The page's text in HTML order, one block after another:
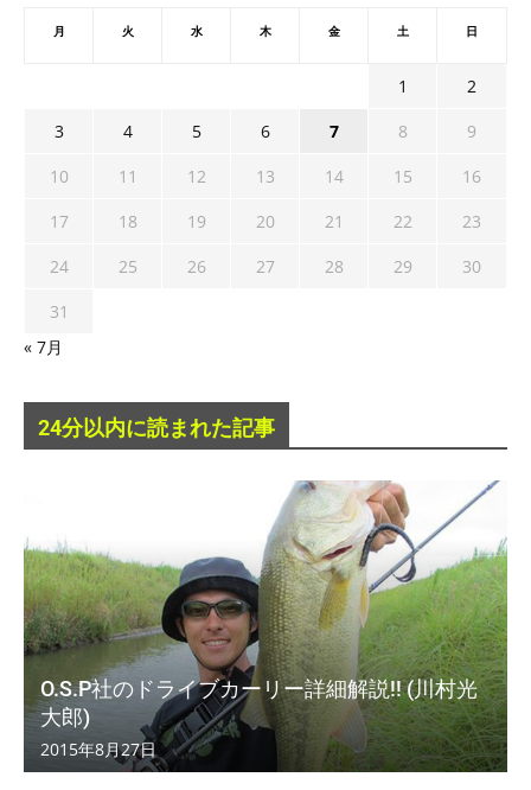
月 火 水 木 金 土 日
1
2
3
4 5 6 7 8
9
10
11 12 13 14 15
16
17
18 19 20 21 22
23
24
25 26 27 28 29
30
31
« 7月
24分以内に読まれた記事
O.S.P社のドライブカーリー詳細解説!! (川村光
大郎)
2015年8月27日